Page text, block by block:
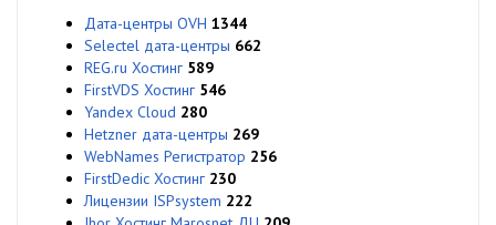
Дата-центры OVH 1344
Selectel дата-центры 662
REG.ru Хостинг 589
FirstVDS Хостинг 546
Yandex Cloud 280
Hetzner дата-центры 269
WebNames Регистратор 256
FirstDedic Хостинг 230
Лицензии ISPsystem 222